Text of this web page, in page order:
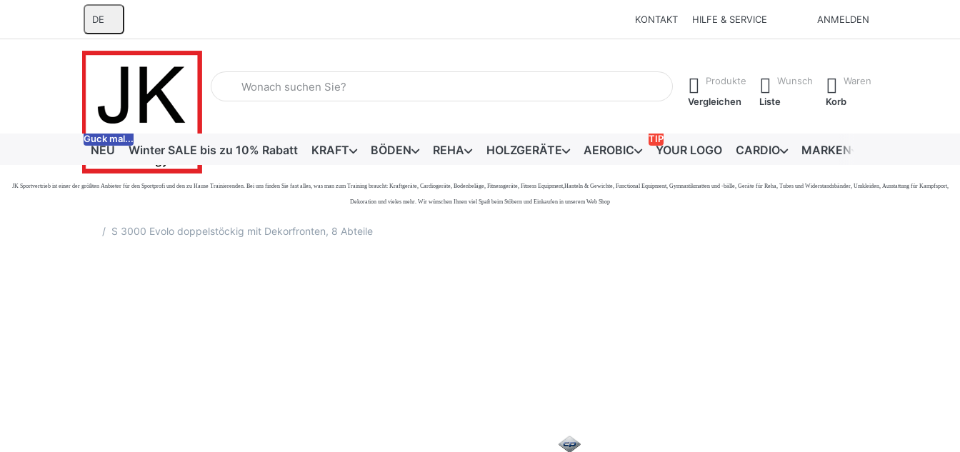
DE KONTAKT HILFE & SERVICE ANMELDEN
Geben Sie einen Suchbegriff ein. Während Sie tippen, erscheinen automatisch erste Ergebnisse. Drücken Sie die Eingabetaste, um alle Ergebnisse
Produkte
Vergleichen
Wunsch
Liste
Waren
Korb
NEU
Guck mal...
Winter SALE bis zu 10% Rabatt KRAFT BÖDEN REHA HOLZGERÄTE AEROBIC YOUR LOGO
TIP
CARDIO MARKEN
JK Sportvertrieb ist einer der größten Anbieter für den Sportprofi und den zu Hause Trainierenden. Bei uns finden Sie fast alles, was man zum Training braucht: Kraftgeräte, Cardiogeräte, Bodenbeläge, Fitnessgeräte, Fitness Equipment,Hanteln & Gewichte, Functional Equipment, Gymnastikmatten und -bälle, Geräte für Reha, Tubes und Widerstandsbänder, Umkleiden, Ausstattung für Kampfsport,
Dekoration und vieles mehr. Wir wünschen Ihnen viel Spaß beim Stöbern und Einkaufen in unserem Web Shop
Startseite
S 3000 Evolo doppelstöckig mit Dekorfronten, 8 Abteile